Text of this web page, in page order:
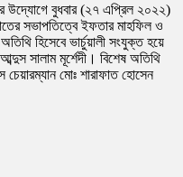
উদ্যোগে বুধবার (২৭ এপ্রিল ২০২২)
সভাপতিত্বে ইফতার মাহফিল ও
হিসেবে ভার্চুয়ালী সংযুক্ত হয়ে
সালাম মূর্শেদী। বিশেষ অতিথি
মোঃ শারাফাত হোসেন